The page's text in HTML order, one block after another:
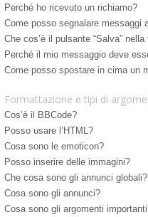
Perché ho ricevuto un richiamo?
Come posso segnalare messaggi
Che cos’è il pulsante “Salva”
Perché il mio messaggio deve
Come posso spostare in cima un
Formattazione e tipi di
Cos’è il BBCode?
Posso usare l’HTML?
Cosa sono le emoticon?
Posso inserire delle immagini?
Che cosa sono gli annunci globali?
Cosa sono gli annunci?
Cosa sono gli argomenti